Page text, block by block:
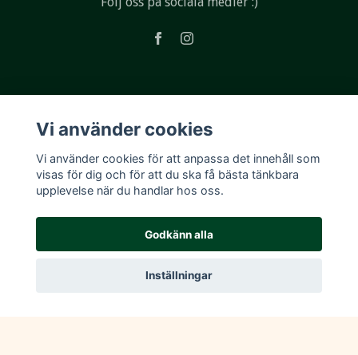
Köpvillkor
Kontakt
Vi använder cookies
Vi använder cookies för att anpassa det innehåll som
visas för dig och för att du ska få bästa tänkbara
upplevelse när du handlar hos oss.
Godkänn alla
Inställningar